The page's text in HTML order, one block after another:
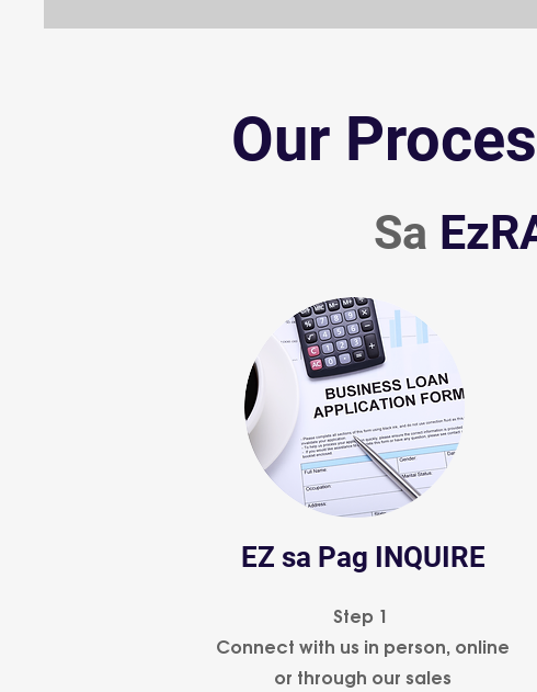
Our
Sa
EZ sa Pag INQUIRE
Step 1
Connect with us in person, online
or through our sales